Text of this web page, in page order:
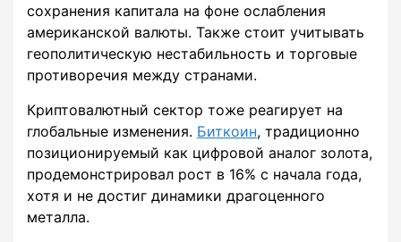
сохранения капитала на фоне ослабления
американской валюты. Также стоит учитывать
геополитическую нестабильность и торговые
противоречия между странами.
Криптовалютный сектор тоже реагирует на
глобальные изменения. Биткоин, традиционно
позиционируемый как цифровой аналог золота,
продемонстрировал рост в 16% с начала года,
хотя и не достиг динамики драгоценного
металла.